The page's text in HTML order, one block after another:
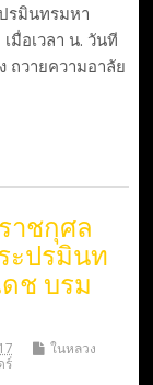
รมินทรมหา
มื่อเวลา น. วันที
ถวายความอาลัย
าชกุศล
ะปรมินท
ช บรม
ในหลวง
ร์